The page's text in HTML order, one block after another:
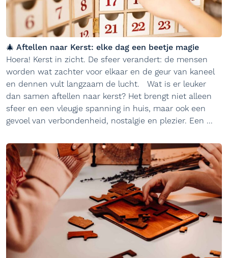
🎄 Aftellen naar Kerst: elke dag een beetje magie
Hoera! Kerst in zicht. De sfeer verandert: de mensen
worden wat zachter voor elkaar en de geur van kaneel
en dennen vult langzaam de lucht. Wat is er leuker
dan samen aftellen naar kerst? Het brengt niet alleen
sfeer en een vleugje spanning in huis, maar ook een
gevoel van verbondenheid, nostalgie en plezier. Een ...